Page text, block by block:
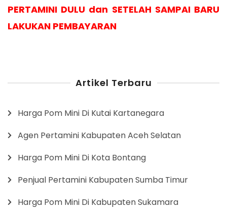
PERTAMINI DULU dan SETELAH SAMPAI BARU
LAKUKAN PEMBAYARAN
Artikel Terbaru
Harga Pom Mini Di Kutai Kartanegara
Agen Pertamini Kabupaten Aceh Selatan
Harga Pom Mini Di Kota Bontang
Penjual Pertamini Kabupaten Sumba Timur
Harga Pom Mini Di Kabupaten Sukamara